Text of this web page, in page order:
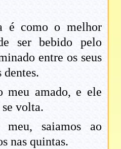
é como o melhor
ser bebido pelo
entre os seus
dentes.
meu amado, e ele
volta.
meu, saiamos ao
nas quintas.